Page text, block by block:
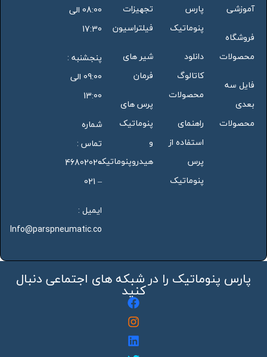
آموزشی
فروشگاه
محصولات
فایل سه
بعدی
محصولات
پارس
پنوماتیک
دانلود
کاتالوگ
محصولات
راهنمای
استفاده از
پرس
پنوماتیک
تجهیزات
فیلتراسیون
شیر های
فرمان
پرس های
پنوماتیک
و
هیدروپنوماتیک
08:00 الی
17:30
پنجشنبه :
09:00 الی
13:00
شماره
تماس :
46802020
– 021
ایمیل :
Info@parspneumatic.co
پارس پنوماتیک را در شبکه های اجتماعی دنبال
کنید